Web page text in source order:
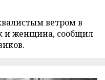
ветром в
и женщина, сообщил